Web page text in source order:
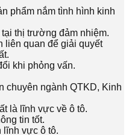
phẩm nắm tình hình kinh
thị trường đảm nhiệm.
liên quan để giải quyết
khi phỏng vấn.
chuyên ngành QTKD, Kinh
là lĩnh vực về ô tô.
tin tốt.
lĩnh vực ô tô.